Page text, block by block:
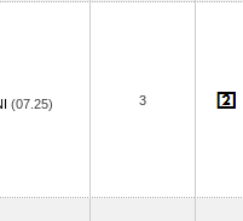
(07.25) 3